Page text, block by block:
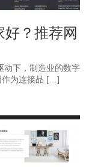
？推荐网
动下，制造业的数字
作为连接品 […]